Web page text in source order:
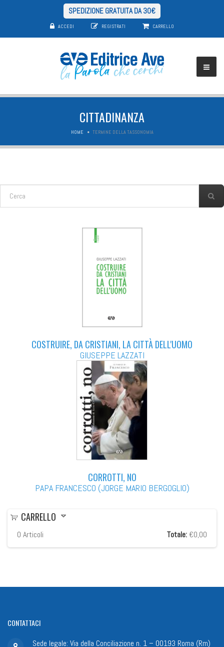
SPEDIZIONE GRATUITA DA 30€
ACCEDI REGISTRATI CARRELLO
CITTADINANZA
HOME TERMINE DELLA TASSONOMIA
FORM DI RICERCA
COSTRUIRE, DA CRISTIANI, LA CITTÀ DELL'UOMO
GIUSEPPE LAZZATI
CORROTTI, NO
PAPA FRANCESCO (JORGE MARIO BERGOGLIO)
CARRELLO
0 Articoli Totale: €0,00
CONTATTACI
Sede legale: Via della Conciliazione n. 1 – 00193 Roma (Rm)